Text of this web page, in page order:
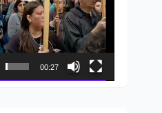
00:27